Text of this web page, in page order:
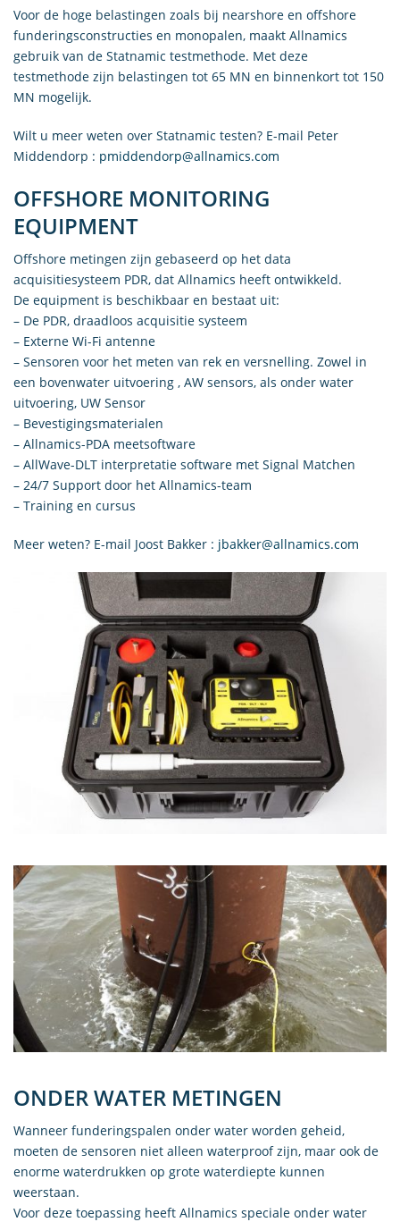
Voor de hoge belastingen zoals bij nearshore en offshore
funderingsconstructies en monopalen, maakt Allnamics
gebruik van de Statnamic testmethode. Met deze
testmethode zijn belastingen tot 65 MN en binnenkort tot 150
MN mogelijk.
Wilt u meer weten over Statnamic testen? E-mail Peter
Middendorp : pmiddendorp@allnamics.com
OFFSHORE MONITORING
EQUIPMENT
Offshore metingen zijn gebaseerd op het data
acquisitiesysteem PDR, dat Allnamics heeft ontwikkeld.
De equipment is beschikbaar en bestaat uit:
– De PDR, draadloos acquisitie systeem
– Externe Wi-Fi antenne
– Sensoren voor het meten van rek en versnelling. Zowel in
een bovenwater uitvoering , AW sensors, als onder water
uitvoering, UW Sensor
– Bevestigingsmaterialen
– Allnamics-PDA meetsoftware
– AllWave-DLT interpretatie software met Signal Matchen
– 24/7 Support door het Allnamics-team
– Training en cursus
Meer weten? E-mail Joost Bakker : jbakker@allnamics.com
ONDER WATER METINGEN
Wanneer funderingspalen onder water worden geheid,
moeten de sensoren niet alleen waterproof zijn, maar ook de
enorme waterdrukken op grote waterdiepte kunnen
weerstaan.
Voor deze toepassing heeft Allnamics speciale onder water